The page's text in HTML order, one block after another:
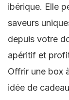
ibérique. Elle
saveurs
depuis votre
apéritif et
Offrir une box
idée de